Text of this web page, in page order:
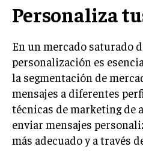
ALIANZAS
SOSTENIBILIDAD Y
GESTIÓN DE LA
TRANSFORMACIÓN
ANALÍTICA
INTELLIGENCE
CIBERSEGURIDAD
Personaliza
En un mercado saturado
personalización es
la segmentación de
mensajes a diferentes
técnicas de marketing de
enviar mensajes
más adecuado y a través